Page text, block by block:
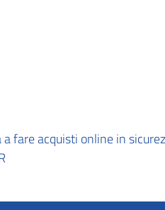
fare acquisti online in